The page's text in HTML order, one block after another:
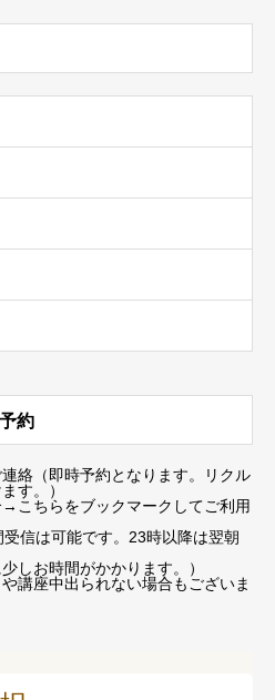
約
絡（即時予約となります。リクル
す。）
→こちらをブックマーク してご利用
信は可能です。23時以降は翌朝
しお時間がかかります。）
講座中出られない場合もございま